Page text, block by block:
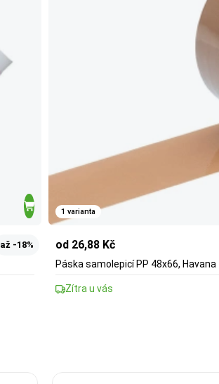
až -18%
1 varianta
od 26,88 Kč
Páska samolepicí PP 48x66, Havana
Zítra u vás